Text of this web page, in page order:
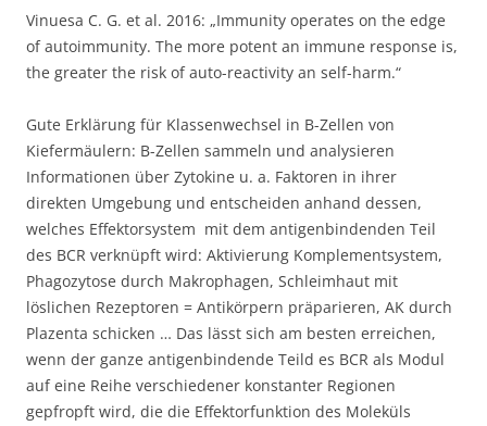
Vinuesa C. G. et al. 2016: „Immunity operates on the edge
of autoimmunity. The more potent an immune response is,
the greater the risk of auto-reactivity an self-harm.“
Gute Erklärung für Klassenwechsel in B-Zellen von
Kiefermäulern: B-Zellen sammeln und analysieren
Informationen über Zytokine u. a. Faktoren in ihrer
direkten Umgebung und entscheiden anhand dessen,
welches Effektorsystem mit dem antigenbindenden Teil
des BCR verknüpft wird: Aktivierung Komplementsystem,
Phagozytose durch Makrophagen, Schleimhaut mit
löslichen Rezeptoren = Antikörpern präparieren, AK durch
Plazenta schicken … Das lässt sich am besten erreichen,
wenn der ganze antigenbindende Teild es BCR als Modul
auf eine Reihe verschiedener konstanter Regionen
gepfropft wird, die die Effektorfunktion des Moleküls